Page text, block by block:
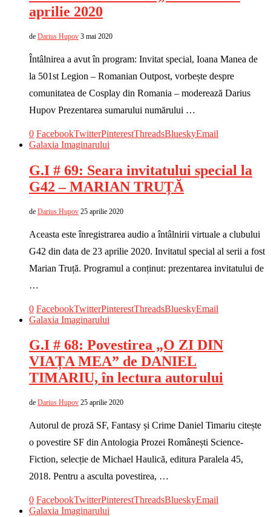
aprilie 2020
de Darius Hupov 3 mai 2020
Întâlnirea a avut în program: Invitat special, Ioana Manea de
la 501st Legion – Romanian Outpost, vorbește despre
comunitatea de Cosplay din Romania – moderează Darius
Hupov Prezentarea sumarului numărului …
0 FacebookTwitterPinterestThreadsBlueskyEmail
Galaxia Imaginarului
G.I # 69: Seara invitatului special la
G42 – MARIAN TRUȚĂ
de Darius Hupov 25 aprilie 2020
Aceasta este înregistrarea audio a întâlnirii virtuale a clubului
G42 din data de 23 aprilie 2020. Invitatul special al serii a fost
Marian Truță. Programul a conținut: prezentarea invitatului de
…
0 FacebookTwitterPinterestThreadsBlueskyEmail
Galaxia Imaginarului
G.I # 68: Povestirea „O ZI DIN
VIAȚA MEA” de DANIEL
TIMARIU, în lectura autorului
de Darius Hupov 25 aprilie 2020
Autorul de proză SF, Fantasy și Crime Daniel Timariu citește
o povestire SF din Antologia Prozei Românești Science-
Fiction, selecție de Michael Haulică, editura Paralela 45,
2018. Pentru a asculta povestirea, …
0 FacebookTwitterPinterestThreadsBlueskyEmail
Galaxia Imaginarului